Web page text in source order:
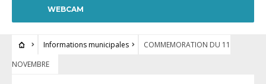
WEBCAM
Informations municipales
COMMEMORATION DU 11
NOVEMBRE